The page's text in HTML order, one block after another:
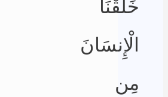
خَلَقْنَا
الْإِنسَانَ
مِن